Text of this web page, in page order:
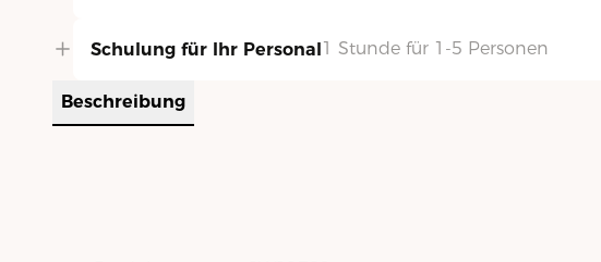
Schulung für Ihr Personal1 Stunde für 1-5 Personen
Beschreibung